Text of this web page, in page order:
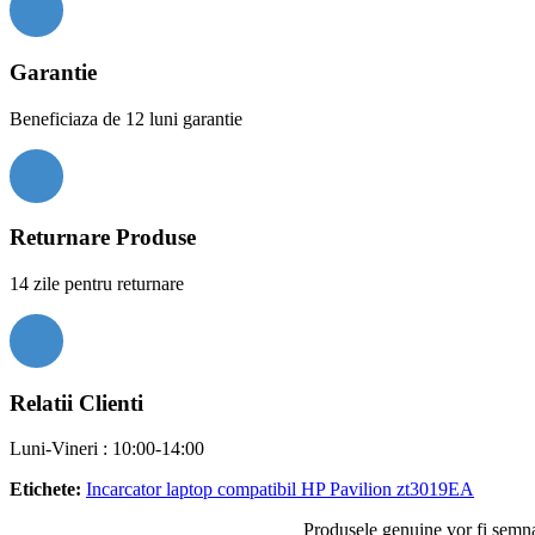
Garantie
Beneficiaza de 12 luni garantie
Returnare Produse
14 zile pentru returnare
Relatii Clienti
Luni-Vineri : 10:00-14:00
Etichete: Incarcator laptop compatibil HP Pavilion zt3019EA
Produsele genuine vor fi